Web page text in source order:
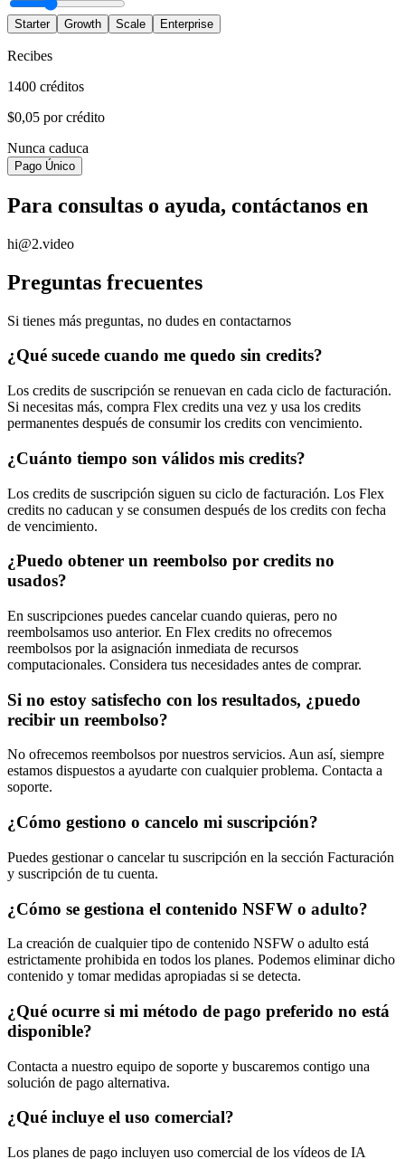
Starter Growth Scale Enterprise
Recibes
1400 créditos
$0,05 por crédito
Nunca caduca
Pago Único
Para consultas o ayuda, contáctanos en
hi@2.video
Preguntas frecuentes
Si tienes más preguntas, no dudes en contactarnos
¿Qué sucede cuando me quedo sin credits?
Los credits de suscripción se renuevan en cada ciclo de facturación.
Si necesitas más, compra Flex credits una vez y usa los credits
permanentes después de consumir los credits con vencimiento.
¿Cuánto tiempo son válidos mis credits?
Los credits de suscripción siguen su ciclo de facturación. Los Flex
credits no caducan y se consumen después de los credits con fecha
de vencimiento.
¿Puedo obtener un reembolso por credits no
usados?
En suscripciones puedes cancelar cuando quieras, pero no
reembolsamos uso anterior. En Flex credits no ofrecemos
reembolsos por la asignación inmediata de recursos
computacionales. Considera tus necesidades antes de comprar.
Si no estoy satisfecho con los resultados, ¿puedo
recibir un reembolso?
No ofrecemos reembolsos por nuestros servicios. Aun así, siempre
estamos dispuestos a ayudarte con cualquier problema. Contacta a
soporte.
¿Cómo gestiono o cancelo mi suscripción?
Puedes gestionar o cancelar tu suscripción en la sección Facturación
y suscripción de tu cuenta.
¿Cómo se gestiona el contenido NSFW o adulto?
La creación de cualquier tipo de contenido NSFW o adulto está
estrictamente prohibida en todos los planes. Podemos eliminar dicho
contenido y tomar medidas apropiadas si se detecta.
¿Qué ocurre si mi método de pago preferido no está
disponible?
Contacta a nuestro equipo de soporte y buscaremos contigo una
solución de pago alternativa.
¿Qué incluye el uso comercial?
Los planes de pago incluyen uso comercial de los vídeos de IA